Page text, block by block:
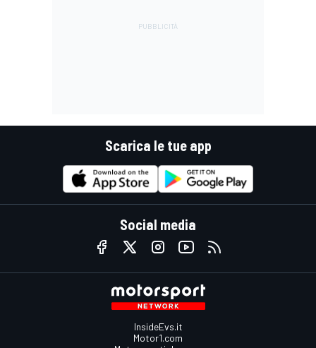
Scarica le tue app
Social media
InsideEvs.it
Motor1.com